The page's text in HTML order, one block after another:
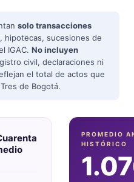
solo transacciones
hipotecas, sucesiones de
IGAC. No incluyen
civil, declaraciones ni
el total de actos que
de Bogotá.
PROMEDIO
HISTÓRICO